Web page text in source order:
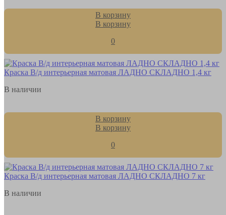
В корзину
В корзину
0
Краска В/д интерьерная матовая ЛАДНО СКЛАДНО 1,4 кг
В наличии
В корзину
В корзину
0
Краска В/д интерьерная матовая ЛАДНО СКЛАДНО 7 кг
В наличии